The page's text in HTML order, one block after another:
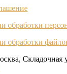
обработки
обработки
Складочная